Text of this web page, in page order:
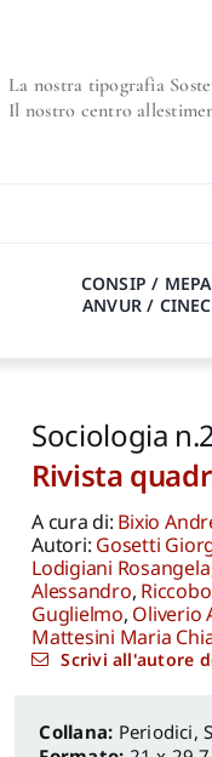
La nostra tipografia
Il nostro centro
CONSIP /
ANVUR /
Sociologia
Rivista
A cura di: Bixio
Autori: Gosetti
Lodigiani Rosangela
Alessandro,
Guglielmo, Oliverio
Mattesini Maria
Scrivi all'autore
Periodici,